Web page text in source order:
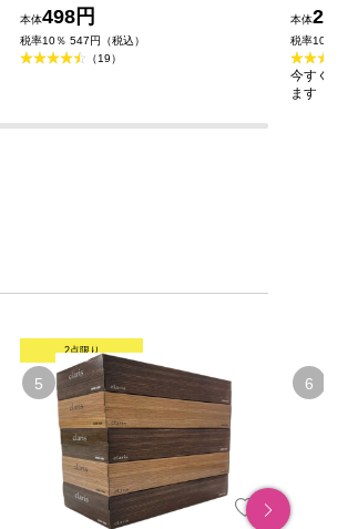
本体498円
税率10％ 547円（税込）
（19）
本体
税率10％
今すぐの
ます
2点限り